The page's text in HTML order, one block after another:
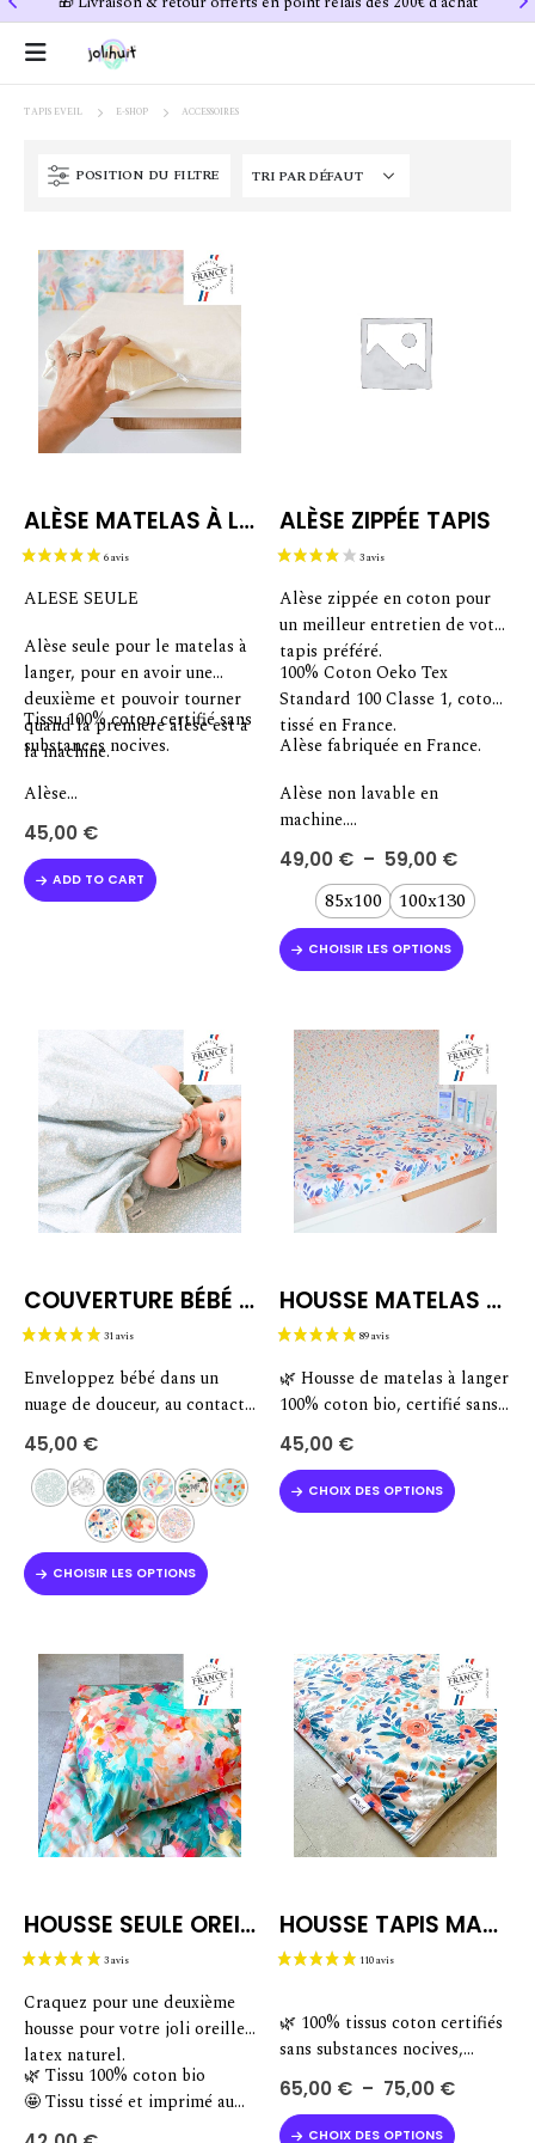
TAPIS EVEIL E-SHOP ACCESSOIRES
POSITION DU FILTRE
ALÈSE MATELAS À LANGER
ALESE SEULE
Alèse seule pour le matelas à
langer, pour en avoir une
deuxième et pouvoir tourner
quand la première alèse est à
la machine.
Tissu 100% coton certifié sans
substances nocives.
Alèse…
45,00 €
ADD TO CART
ALÈSE ZIPPÉE TAPIS
Alèse zippée en coton pour
un meilleur entretien de votre
tapis préféré.
100% Coton Oeko Tex
Standard 100 Classe 1, coton
tissé en France.
Alèse fabriquée en France.
Alèse non lavable en
machine….
49,00 € – 59,00 €Plage
prix :
49,00 €
à
59,00 €
85x100 100x130
CHOISIR LES OPTIONS
Ce
produit
variations.
Les
options
peuvent
être
choisies
sur
produit
COUVERTURE BÉBÉ 100% NATURELLE
Enveloppez bébé dans un
nuage de douceur, au contact
de matières 100% naturelles
avec notre polaire 100%
coton. Notre couverture bébé
ultra douce est évidemment,
comme toutes nos pépites,
fabriquée…
45,00 €
CHOISIR LES OPTIONS
Ce
produit
variations.
options
peuvent
être
choisies
sur
produit
HOUSSE MATELAS À LANGER
🌿 Housse de matelas à langer
100% coton bio, certifié sans
substances nocives
🇫🇷 Soutenez une fabrication
française
💦 Entretien facile en machine
45,00 €
CHOIX DES OPTIONS
Ce
produit
peuvent
être
choisies
sur
page
du
produit
HOUSSE SEULE OREILLER
Craquez pour une deuxième
housse pour votre joli oreiller
latex naturel.
🌿 Tissu 100% coton bio
🤩 Tissu tissé et imprimé au
Portugal
HOUSSE TAPIS MAGIQUE
🌿 100% tissus coton certifiés
sans substances nocives,
coton imprimé certifié bio
🌈 1 face imprimée ultra
douce + 1 face unie ultra
65,00 € – 75,00 €Plage
CHOIX DES OPTIONS
Ce